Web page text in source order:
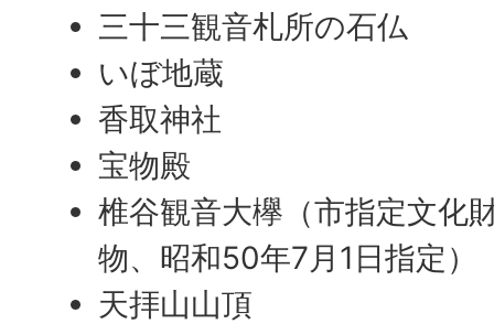
三十三観音札所の石仏
いぼ地蔵
香取神社
宝物殿
椎谷観音大欅（市指定文化
物、昭和50年7月1日指定）
天拝山山頂